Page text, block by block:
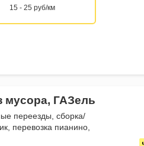
15 - 25 руб/км
мусора, ГАЗель
переезды, сборка/
перевозка пианино,